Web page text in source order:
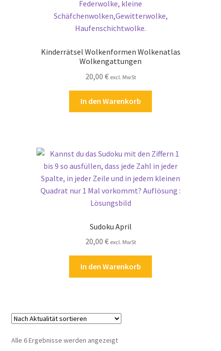
Kinderrätsel Wolkenformen Wolkenatlas
Wolkengattungen
20,00 € excl. MwSt
In den Warenkorb
Sudoku April
20,00 € excl. MwSt
In den Warenkorb
Alle 6 Ergebnisse werden angezeigtNach